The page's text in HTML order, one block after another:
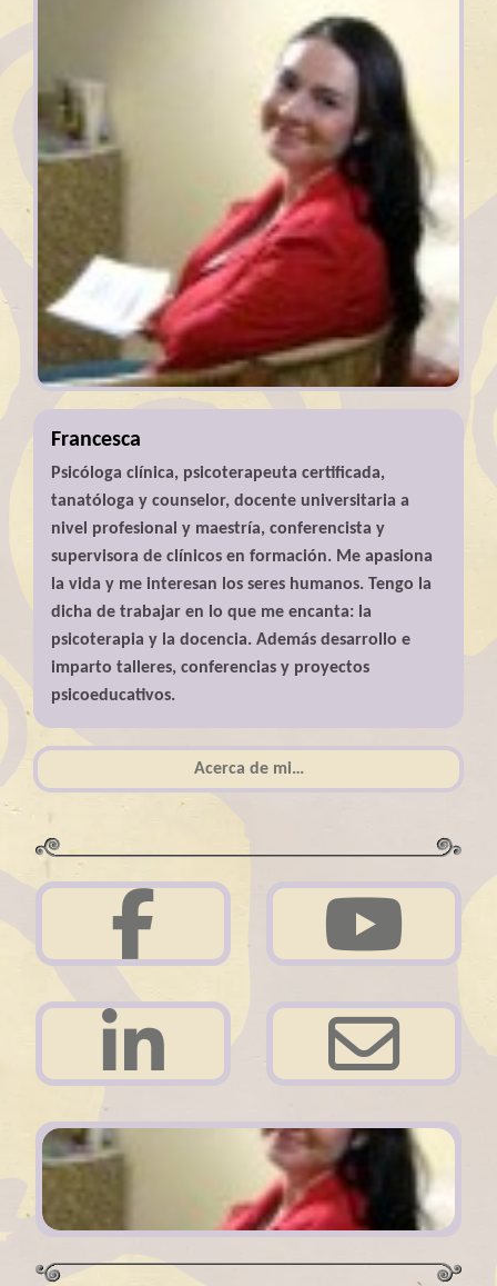
Francesca
Psicóloga clínica, psicoterapeuta certificada,
tanatóloga y counselor, docente universitaria a
nivel profesional y maestría, conferencista y
supervisora de clínicos en formación. Me apasiona
la vida y me interesan los seres humanos. Tengo la
dicha de trabajar en lo que me encanta: la
psicoterapia y la docencia. Además desarrollo e
imparto talleres, conferencias y proyectos
psicoeducativos.
Acerca de mi…
Acerca de mi